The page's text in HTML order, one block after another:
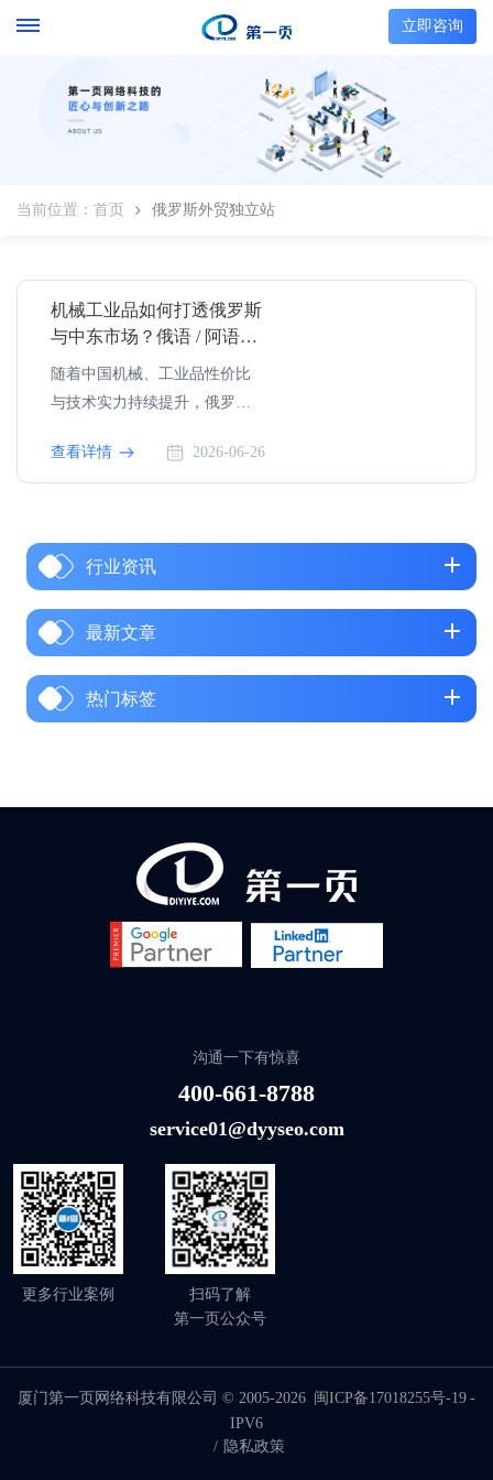
立即咨询
当前位置： 首页 俄罗斯外贸独立站
机械工业品如何打透俄罗斯
与中东市场？俄语 / 阿语独
立站获客实战解析
随着中国机械、工业品性价比
与技术实力持续提升，俄罗
外贸增长的核心增量赛道。但
多数企业仍依赖英文站通用运
与用户习惯，导致站点收录
差、排名低、询盘转化率不足
罗斯、中东地区拥有独特的数
字营销环境与采购决策逻辑，
本土化的独立站运营是破局的
业品企业如何高效掘金俄语、
营销环境：本土化是获客前提
俄罗斯与中东市场的搜索生
查看详情 2026-06-26
行业资讯
最新文章
热门标签
沟通一下有惊喜
400-661-8788
service01@dyyseo.com
更多行业案例
扫码了解
第一页公众号
厦门第一页网络科技有限公司 © 2005-2026 闽ICP备17018255号-19 -
IPV6
/ 隐私政策